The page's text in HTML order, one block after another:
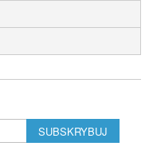
SUBSKRYBUJ